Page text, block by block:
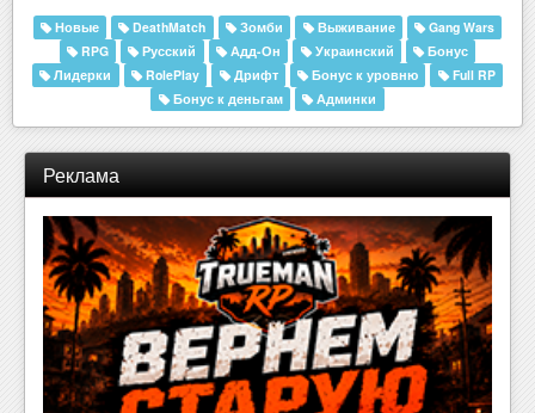
Новые DeathMatch Зомби Выживание
Gang Wars
RPG
Русский Адд-Он Украинский
Бонус
Лидерки
RolePlay Дрифт Бонус к уровню
Full RP
Бонус к деньгам
Админки
Реклама